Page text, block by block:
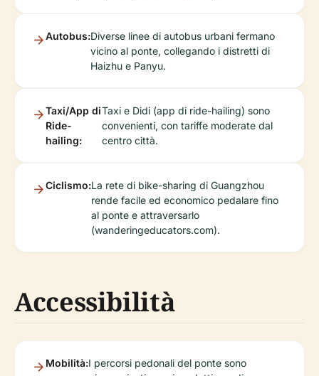
Autobus:Diverse linee di autobus urbani fermano
vicino al ponte, collegando i distretti di
Haizhu e Panyu.
Taxi/App di
Ride-
hailing:
Taxi e Didi (app di ride-hailing) sono
convenienti, con tariffe moderate dal
centro città.
Ciclismo:La rete di bike-sharing di Guangzhou
rende facile ed economico pedalare fino
al ponte e attraversarlo
(wanderingeducators.com).
Accessibilità
Mobilità:I percorsi pedonali del ponte sono